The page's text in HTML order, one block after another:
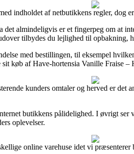
indholdet af netbutikkens regler, dog
almindeligvis er et fingerpeg om at
tilbydes du lejlighed til opbakning,
med bestillingen, til eksempel
køb af Have-hortensia Vanille Fraise
kunders omtaler og herved er
butikkens pålidelighed. I øvrigt
oplevelser.
online varehuse idet vi